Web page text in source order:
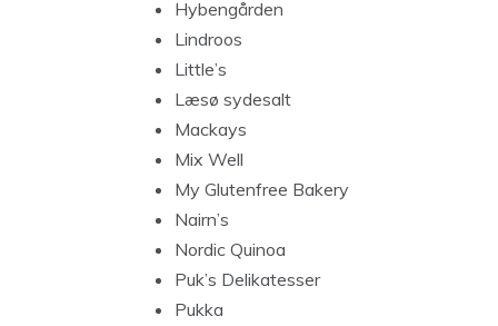
Hybengården
Lindroos
Little’s
Læsø sydesalt
Mackays
Mix Well
My Glutenfree Bakery
Nairn’s
Nordic Quinoa
Puk’s Delikatesser
Pukka